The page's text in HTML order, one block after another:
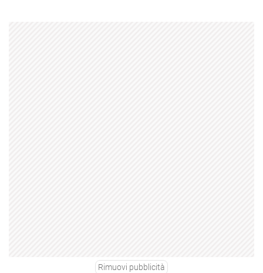
Rimuovi pubblicità